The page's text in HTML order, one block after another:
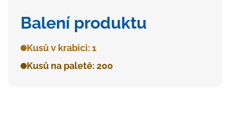
Balení produktu
Kusů v krabici: 1
Kusů na paletě: 200